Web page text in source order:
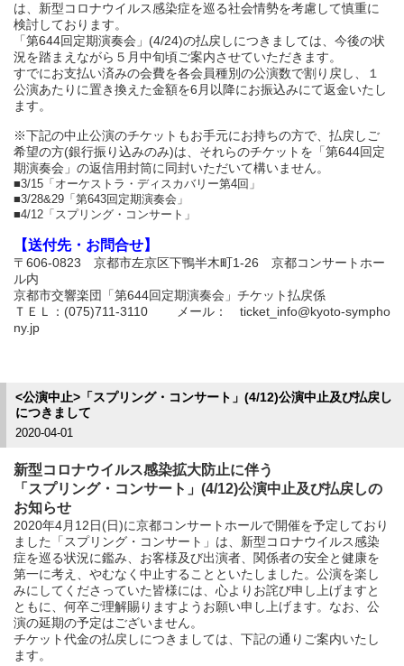
は、新型コロナウイルス感染症を巡る社会情勢を考慮して慎重に
検討しております。
「第644回定期演奏会」(4/24)の払戻しにつきましては、今後の状
況を踏まえながら５月中旬頃ご案内させていただきます。
すでにお支払い済みの会費を各会員種別の公演数で割り戻し、１
公演あたりに置き換えた金額を6月以降にお振込みにて返金いたし
ます。
※下記の中止公演のチケットもお手元にお持ちの方で、払戻しご
希望の方(銀行振り込みのみ)は、それらのチケットを「第644回定
期演奏会」の返信用封筒に同封いただいて構いません。
■3/15「オーケストラ・ディスカバリー第4回」
■3/28&29「第643回定期演奏会」
■4/12「スプリング・コンサート」
【送付先・お問合せ】
〒606-0823 京都市左京区下鴨半木町1-26 京都コンサートホー
ル内
京都市交響楽団「第644回定期演奏会」チケット払戻係
ＴＥＬ：(075)711-3110 メール： ticket_info@kyoto-sympho
ny.jp
<公演中止>「スプリング・コンサート」(4/12)公演中止及び払戻し
につきまして
2020-04-01
新型コロナウイルス感染拡大防止に伴う
「スプリング・コンサート」(4/12)公演中止及び払戻しの
お知らせ
2020年4月12日(日)に京都コンサートホールで開催を予定しており
ました「スプリング・コンサート」は、新型コロナウイルス感染
症を巡る状況に鑑み、 お客様及び出演者、関係者の安全と健康を
第一に考え、やむなく中止することといたしました。公演を楽し
みにしてくださっていた皆様には、心よりお詫び申し上げますと
ともに、何卒ご理解賜りますようお願い申し上げます。なお、公
演の延期の予定はございません。
チケット代金の払戻しにつきましては、下記の通りご案内いたし
ます。